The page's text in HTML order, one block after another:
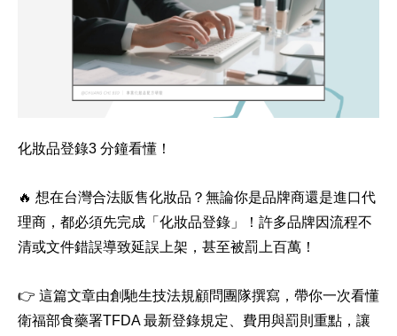
化妝品登錄3 分鐘看懂！
🔥 想在台灣合法販售化妝品？無論你是品牌商還是進口代
理商，都必須先完成「化妝品登錄」！許多品牌因流程不
清或文件錯誤導致延誤上架，甚至被罰上百萬！
👉 這篇文章由創馳生技法規顧問團隊撰寫，帶你一次看懂
衛福部食藥署TFDA 最新登錄規定、費用與罰則重點，讓